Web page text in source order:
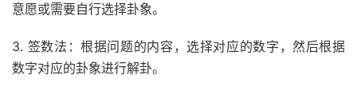
意愿或需要自行选择卦象。
3. 签数法：根据问题的内容，选择对应的数字，然后根据
数字对应的卦象进行解卦。